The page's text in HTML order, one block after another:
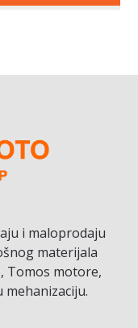
i maloprodaju
materijala
Tomos motore,